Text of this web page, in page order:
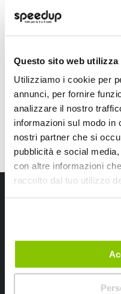
Questo sito web utilizza
Utilizziamo i cookie per
annunci, per fornire
analizzare il nostro
informazioni sul modo in
nostri partner che si
pubblicità e social
con altre informazioni
raccolto dal tuo utilizzo
BARRACUDA
Iscriviti alla
Ricevi subito uno sconto